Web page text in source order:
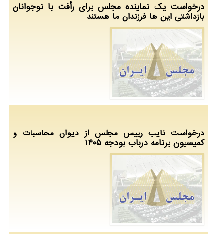
درخواست یک نماینده مجلس برای رأفت با نوجوانان
بازداشتی این ها فرزندان ما هستند
درخواست نایب رییس مجلس از دیوان محاسبات و
کمیسیون برنامه درباب بودجه ۱۴۰۵